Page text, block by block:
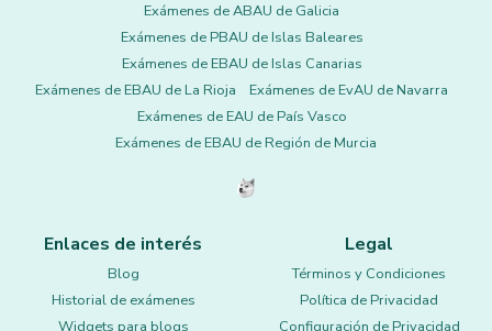
Exámenes de ABAU de Galicia
Exámenes de PBAU de Islas Baleares
Exámenes de EBAU de Islas Canarias
Exámenes de EBAU de La Rioja
Exámenes de EvAU de Navarra
Exámenes de EAU de País Vasco
Exámenes de EBAU de Región de Murcia
Enlaces de interés
Blog
Historial de exámenes
Widgets para blogs
Legal
Términos y Condiciones
Política de Privacidad
Configuración de Privacidad